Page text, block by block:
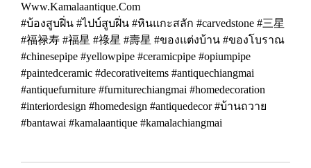
Www.Kamalaantique.Com
#บ้องสูบฝิ่น #ไปบ์สูบฝิ่น #หินแกะสลัก #carvedstone #三星
#福禄寿 #福星 #祿星 #壽星 #ของแต่งบ้าน #ของโบราณ
#chinesepipe #yellowpipe #ceramicpipe #opiumpipe
#paintedceramic #decorativeitems #antiquechiangmai
#antiquefurniture #furniturechiangmai #homedecoration
#interiordesign #homedesign #antiquedecor #บ้านถวาย
#bantawai #kamalaantique #kamalachiangmai